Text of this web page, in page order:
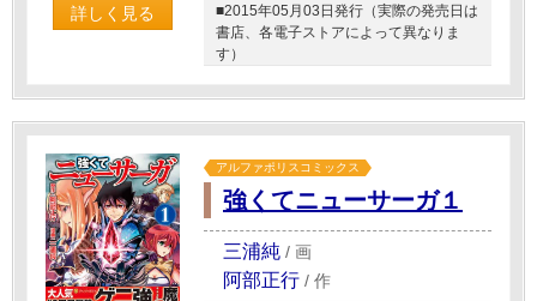
詳しく見る
■2015年05月03日発行（実際の発売日は
書店、各電子ストアによって異なりま
す）
アルファポリスコミックス
強くてニューサーガ１
三浦純 / 画
阿部正行 / 作